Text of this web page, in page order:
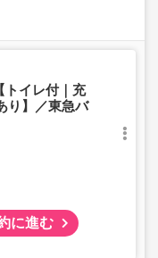
います。これに伴
トイレ付｜充
り】／東急バ
に進む